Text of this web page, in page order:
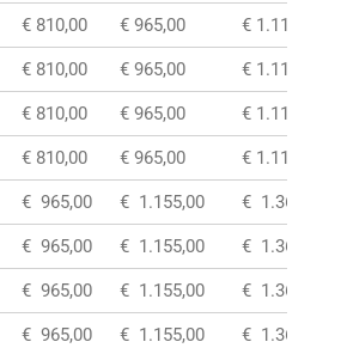
€ 810,00 € 965,00 € 1.115,00
€ 810,00 € 965,00 € 1.115,00
€ 810,00 € 965,00 € 1.115,00
€ 810,00 € 965,00 € 1.115,00
€ 965,00 € 1.155,00 € 1.360,00
€ 965,00 € 1.155,00 € 1.360,00
€ 965,00 € 1.155,00 € 1.360,00
€ 965,00 € 1.155,00 € 1.360,00